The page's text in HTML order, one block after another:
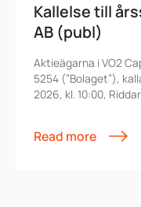
Kallelse till
AB (publ)
Aktieägarna i VO2
5254 (”Bolaget”),
2026, kl. 10:00,
Read more